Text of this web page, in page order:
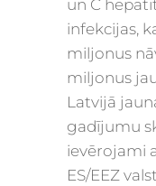
un C
infekcijas,
miljonus
miljonus
Latvijā
gadījumu
ievērojami
ES/EEZ